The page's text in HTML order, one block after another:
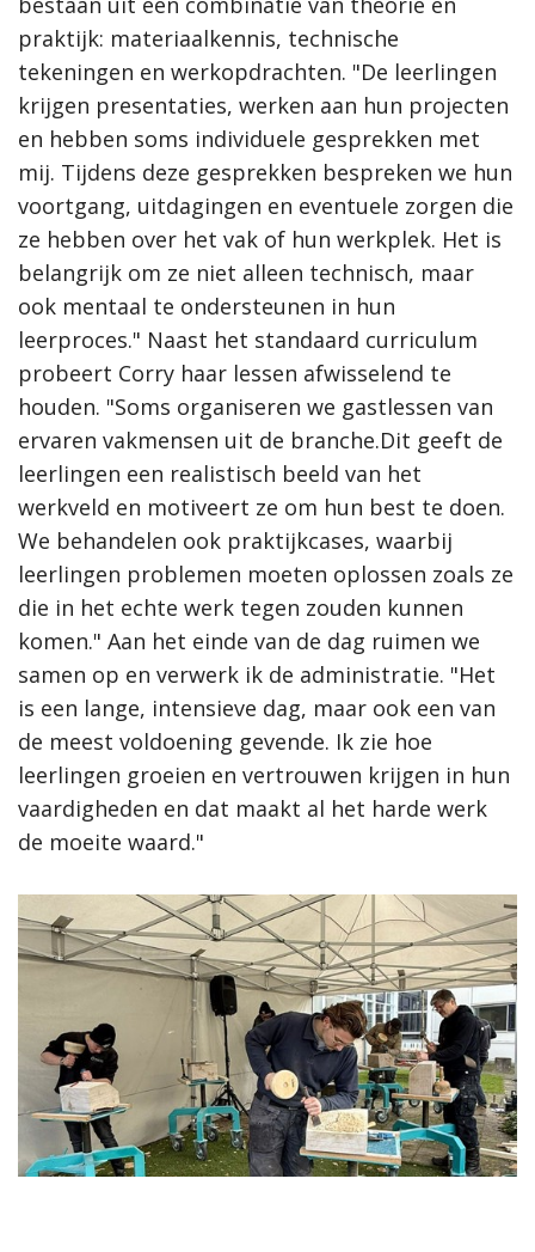
praktijk: materiaalkennis, technische
tekeningen en werkopdrachten. "De leerlingen
krijgen presentaties, werken aan hun projecten
en hebben soms individuele gesprekken met
mij. Tijdens deze gesprekken bespreken we hun
voortgang, uitdagingen en eventuele zorgen die
ze hebben over het vak of hun werkplek. Het is
belangrijk om ze niet alleen technisch, maar
ook mentaal te ondersteunen in hun
leerproces." Naast het standaard curriculum
probeert Corry haar lessen afwisselend te
houden. "Soms organiseren we gastlessen van
ervaren vakmensen uit de branche.Dit geeft de
leerlingen een realistisch beeld van het
werkveld en motiveert ze om hun best te doen.
We behandelen ook praktijkcases, waarbij
leerlingen problemen moeten oplossen zoals ze
die in het echte werk tegen zouden kunnen
komen." Aan het einde van de dag ruimen we
samen op en verwerk ik de administratie. "Het
is een lange, intensieve dag, maar ook een van
de meest voldoening gevende. Ik zie hoe
leerlingen groeien en vertrouwen krijgen in hun
vaardigheden en dat maakt al het harde werk
de moeite waard."